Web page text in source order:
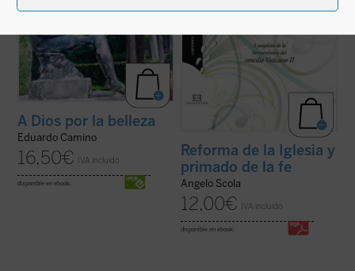
A Dios por la belleza
Eduardo Camino
16,50€ IVA incluido
disponible en ebook:
Reforma de la Iglesia y
primado de la fe
Angelo Scola
12,00€ IVA incluido
disponible en ebook: